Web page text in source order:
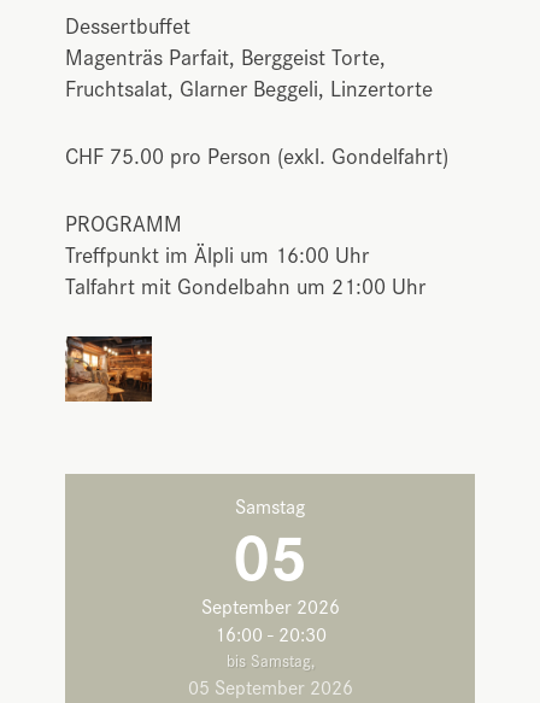
Dessertbuffet
Magenträs Parfait, Berggeist Torte,
Fruchtsalat, Glarner Beggeli, Linzertorte
CHF 75.00 pro Person (exkl. Gondelfahrt)
PROGRAMM
Treffpunkt im Älpli um 16:00 Uhr
Talfahrt mit Gondelbahn um 21:00 Uhr
Samstag
05
September 2026
16:00 - 20:30
bis Samstag,
05 September 2026